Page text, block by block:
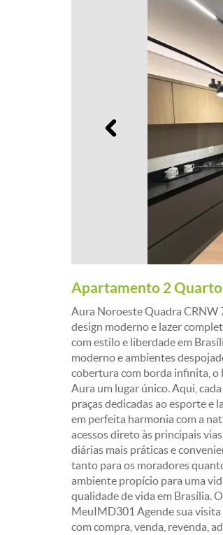
Anterior
Apartamento 2
Aura Noroeste Quadra CRNW
design moderno e lazer
com estilo e liberdade em
moderno e ambientes
cobertura com borda infinita, o
Aura um lugar único. Aqui,
praças dedicadas ao esporte e
em perfeita harmonia com a
acessos direto às principais
diárias mais práticas e
tanto para os moradores
ambiente propício para uma
qualidade de vida em Brasília.
MeuIMD301 Agende sua
com compra, venda, revenda,